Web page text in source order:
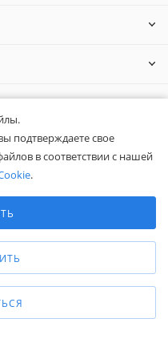
ЗАКАЗАТЬ ЗВОНОК
подтверждаете свое
в соответствии с нашей
.